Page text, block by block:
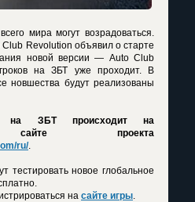
мира могут возрадоваться.
Revolution объявил о старте
новой версии — Auto Club
на ЗБТ уже проходит. В
новшества будут реализованы
на ЗБТ происходит на
сайте проекта
ru/.
тестировать новое глобальное
на сайте игры.